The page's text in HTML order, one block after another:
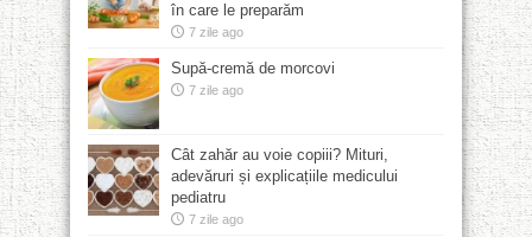
în care le preparăm
7 zile ago
Supă-cremă de morcovi
7 zile ago
Cât zahăr au voie copiii? Mituri,
adevăruri și explicațiile medicului
pediatru
7 zile ago